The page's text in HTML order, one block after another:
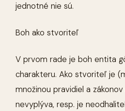
jednotné nie sú.
Boh ako stvoriteľ
V prvom rade je boh entita
charakteru. Ako stvoriteľ je
množinou pravidiel a
nevyplýva, resp. je